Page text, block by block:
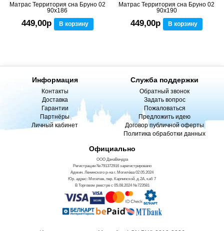
Матрас Территория сна Бруно 02
90x186
449,00р В корзину
Матрас Территория сна Бруно 02
90x190
449,00р В корзину
Информация
Контакты
Доставка
Гарантии
Партнёры
Личный кабинет
Служба поддержки
Обратный звонок
Задать вопрос
Пожаловаться
Предложить идею
Договор публичной оферты
Политика обработки данных
Официально
ООО ДанаВендра
Регистрации №791372916 зарегистрировано
Админ. Ленинского р-на г. Могилёва 02.05.2024
Юр. адрес: Могилев, пер. Карпинской, д.2А, каб 7
В Торговом реестре с 05.08.2024 №723581